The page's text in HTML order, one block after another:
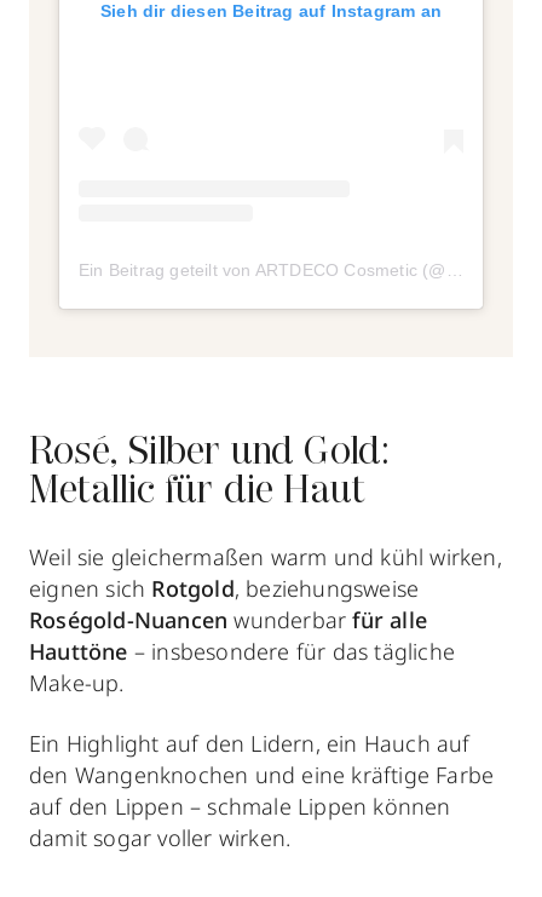
Sieh dir diesen Beitrag auf Instagram an
Ein Beitrag geteilt von ARTDECO Cosmetic (@artdeco_cosmetics)
Rosé, Silber und Gold:
Metallic für die Haut
Weil sie gleichermaßen warm und kühl wirken,
eignen sich Rotgold, beziehungsweise
Roségold-Nuancen wunderbarfür alle
Hauttöne – insbesondere für das tägliche
Make-up.
Ein Highlight auf den Lidern, ein Hauch auf
den Wangenknochen und eine kräftige Farbe
auf den Lippen – schmale Lippen können
damit sogar voller wirken.